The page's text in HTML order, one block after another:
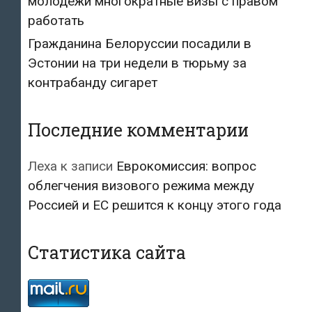
работать
Гражданина Белоруссии посадили в
Эстонии на три недели в тюрьму за
контрабанду сигарет
Последние комментарии
Леха к записи Еврокомиссия: вопрос
облегчения визового режима между
Россией и ЕС решится к концу этого года
Статистика сайта